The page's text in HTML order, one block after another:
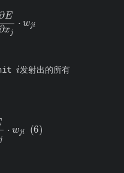
∂E ∂xj
发射出的所有
⋅wj i